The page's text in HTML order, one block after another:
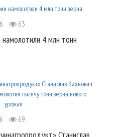
63
намолотили 4 млн тонн
69